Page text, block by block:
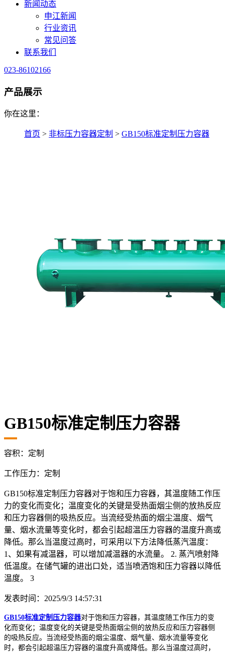
新闻动态
申江新闻
行业资讯
常见问答
联系我们
023-86102166
产品展示
你在这里：
首页 > 非标压力容器定制 > GB150标准定制压力容器
GB150标准定制压力容器
容积：定制
工作压力：定制
GB150标准定制压力容器对于饱和压力容器，其温度随工作压
力的变化而变化；温度变化的关键是受热面烟尘侧的放热反应
和压力容器侧的吸热反应。当流经受热面的烟尘温度、烟气
量、烟水流量等变化时，都会引起超温压力容器的温度升高或
降低。那么当温度过高时，可采用以下方法降低蒸汽温度：
1、如果有减温器，可以增加减温器的水流量。 2. 蒸汽喷射降
低温度。在储气罐的进出口处，适当喷洒饱和压力容器以降低
温度。 3
发表时间：2025/9/3 14:57:31
GB150标准定制压力容器对于饱和压力容器，其温度随工作压力的变
化而变化；温度变化的关键是受热面烟尘侧的放热反应和压力容器侧
的吸热反应。当流经受热面的烟尘温度、烟气量、烟水流量等变化
时，都会引起超温压力容器的温度升高或降低。那么当温度过高时，